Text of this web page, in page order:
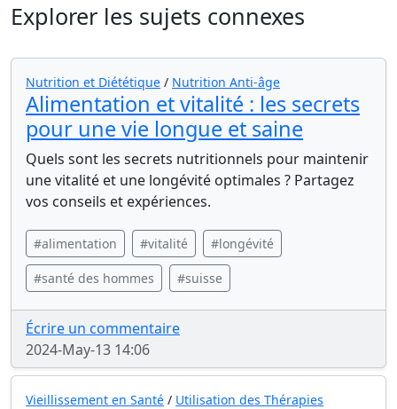
Explorer les sujets connexes
Nutrition et Diététique / Nutrition Anti-âge
Alimentation et vitalité : les secrets
pour une vie longue et saine
Quels sont les secrets nutritionnels pour maintenir
une vitalité et une longévité optimales ? Partagez
vos conseils et expériences.
#alimentation #vitalité #longévité
#santé des hommes #suisse
Écrire un commentaire
2024-May-13 14:06
Vieillissement en Santé / Utilisation des Thérapies